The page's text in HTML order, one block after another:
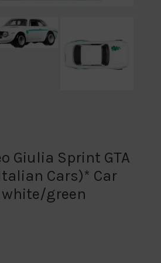
Giulia Sprint GTA
Cars)* Car
green